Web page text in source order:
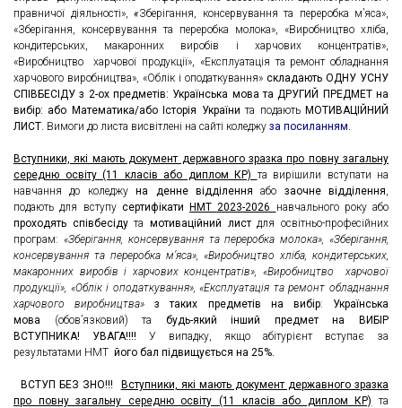
правничої діяльності», «Зберігання, консервування та переробка м’яса»,
«Зберігання, консервування та переробка молока», «Виробництво хліба,
кондитерських, макаронних виробів і харчових концентратів»,
«Виробництво харчової продукції», «Експлуатація та ремонт обладнання
харчового виробництва», «Облік і оподаткування» складають ОДНУ УСНУ
СПІВБЕСІДУ з 2-ох предметів: Українська мова та ДРУГИЙ ПРЕДМЕТ на
вибір: або Математика/або Історія України та подають МОТИВАЦІЙНИЙ
ЛИСТ. Вимоги до листа висвітлені на сайті коледжу за посиланням.
Вступники, які мають документ державного зразка про повну загальну
середню освіту (11 класів або диплом КР) та вирішили вступати на
навчання до коледжуна денне відділення або заочне відділення,
подають для вступу сертифікати НМТ 2023-2026
навчального року або
проходять співбесідутамотиваційний листдля освітньо-професійних
програм: «Зберігання, консервування та переробка молока», «Зберігання,
консервування та переробка м’яса», «Виробництво хліба, кондитерських,
макаронних виробів і харчових концентратів», «Виробництво харчової
продукції», «Облік і оподаткування», «Експлуатація та ремонт обладнання
харчового виробництва»
з таких предметів на вибір: Українська
мова
(обов’язковий) та будь-який інший предмет на ВИБІР
ВСТУПНИКА!
УВАГА!!!!
У випадку, якщо абітурієнт вступає за
результатами НМТ його бал підвищується на 25%.
ВСТУП БЕЗ ЗНО!!! Вступники, які мають документ державного зразка
про повну загальну середню освіту (11 класів або диплом КР)
та